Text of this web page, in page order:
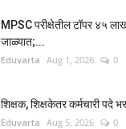
MPSC परीक्षेतील टॉपर ४५
जाळ्यात;...
Eduvarta Aug 1, 2026 0
शिक्षक, शिक्षकेतर कर्मचारी पदे
Eduvarta Aug 5, 2026 0